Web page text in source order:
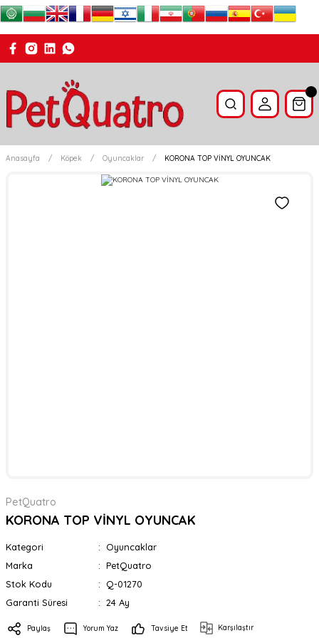
Anasayfa Köpek Oyuncaklar KORONA TOP VİNYL OYUNCAK
PetQuatro
KORONA TOP VİNYL OYUNCAK
Kategori
Oyuncaklar
Marka
PetQuatro
Stok Kodu
Q-01270
Garanti Süresi
24 Ay
Paylaş Yorum Yaz Tavsiye Et Karşılaştır